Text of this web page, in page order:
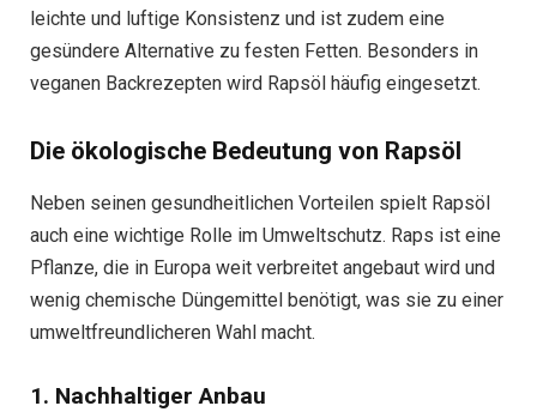
leichte und luftige Konsistenz und ist zudem eine
gesündere Alternative zu festen Fetten. Besonders in
veganen Backrezepten wird Rapsöl häufig eingesetzt.
Die ökologische Bedeutung von Rapsöl
Neben seinen gesundheitlichen Vorteilen spielt Rapsöl
auch eine wichtige Rolle im Umweltschutz. Raps ist eine
Pflanze, die in Europa weit verbreitet angebaut wird und
wenig chemische Düngemittel benötigt, was sie zu einer
umweltfreundlicheren Wahl macht.
1. Nachhaltiger Anbau